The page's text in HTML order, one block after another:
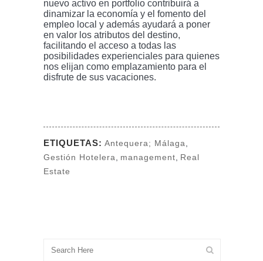
nuevo activo en portfolio contribuirá a
dinamizar la economía y el fomento del
empleo local y además ayudará a poner
en valor los atributos del destino,
facilitando el acceso a todas las
posibilidades experienciales para quienes
nos elijan como emplazamiento para el
disfrute de sus vacaciones.
ETIQUETAS: Antequera; Málaga
Gestión Hotelera
management
Real
Estate